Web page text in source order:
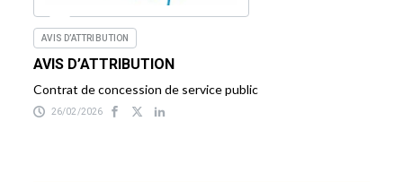
AVIS D’ATTRIBUTION
AVIS D’ATTRIBUTION
Contrat de concession de service public
26/02/2026